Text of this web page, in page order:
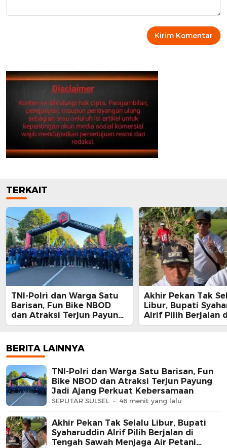
TERKAIT
TNI-Polri dan Warga Satu
Barisan, Fun Bike NBOD
dan Atraksi Terjun Payung
Jadi Ajang Perkuat
Akhir Pekan Tak
Libur, Bupati
Alrif Pilih Berjalan
Tengah Sawah
BERITA LAINNYA
TNI-Polri dan Warga Satu Barisan, Fun
Bike NBOD dan Atraksi Terjun Payung
Jadi Ajang Perkuat Kebersamaan
SEPUTAR SULSEL 46 menit yang lalu
Akhir Pekan Tak Selalu Libur, Bupati
Syaharuddin Alrif Pilih Berjalan di
Tengah Sawah Menjaga Air Petani